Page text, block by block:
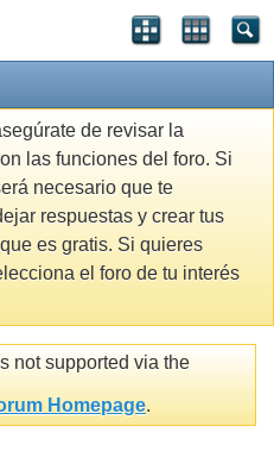
de revisar la
las funciones del foro. Si
necesario que te
respuestas y crear tus
es gratis. Si quieres
el foro de tu interés
not supported via the
Homepage.